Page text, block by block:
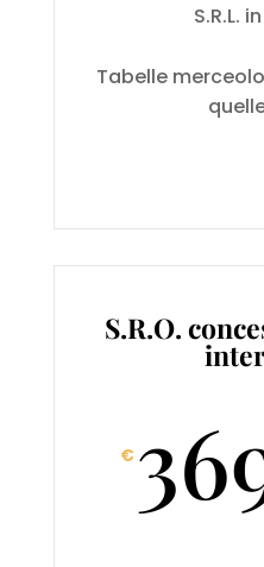
S.R.L.
Tabelle
S.R.O.
€